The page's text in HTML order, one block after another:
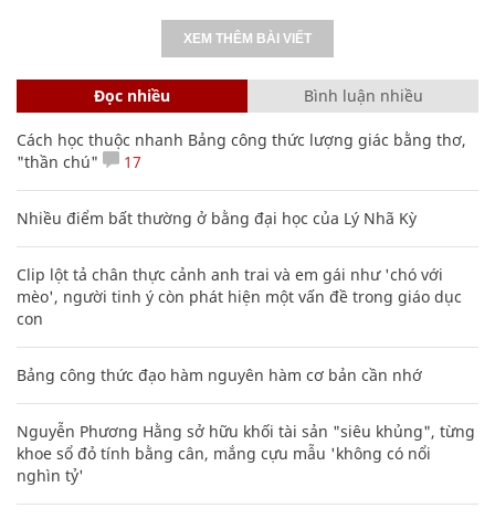
XEM THÊM BÀI VIẾT
Đọc nhiều Bình luận nhiều
Cách học thuộc nhanh Bảng công thức lượng giác bằng thơ,
"thần chú"
17
Nhiều điểm bất thường ở bằng đại học của Lý Nhã Kỳ
Clip lột tả chân thực cảnh anh trai và em gái như 'chó với
mèo', người tinh ý còn phát hiện một vấn đề trong giáo dục
con
Bảng công thức đạo hàm nguyên hàm cơ bản cần nhớ
Nguyễn Phương Hằng sở hữu khối tài sản "siêu khủng", từng
khoe sổ đỏ tính bằng cân, mắng cựu mẫu 'không có nổi
nghìn tỷ'